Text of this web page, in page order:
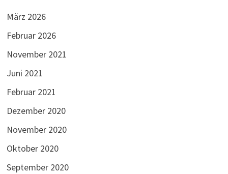
März 2026
Februar 2026
November 2021
Juni 2021
Februar 2021
Dezember 2020
November 2020
Oktober 2020
September 2020